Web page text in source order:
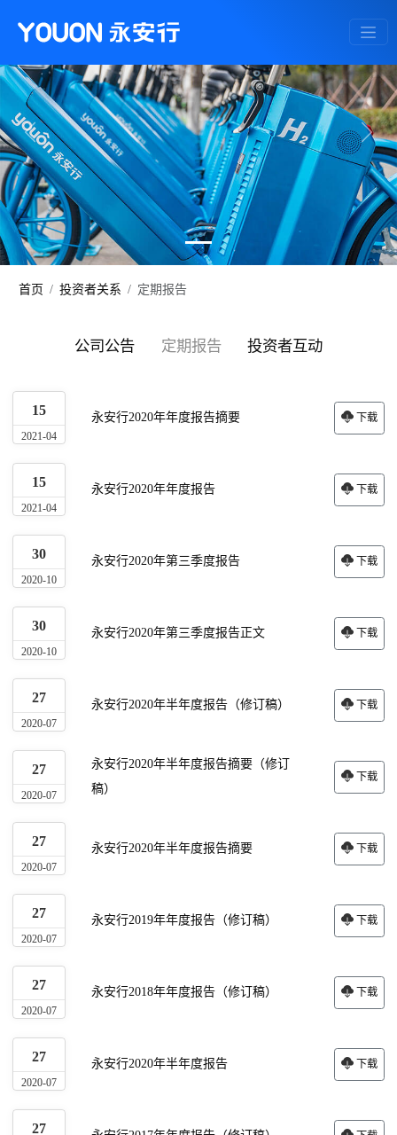
Previous Next
首页 投资者关系 定期报告
公司公告 定期报告 投资者互动
15
2021-04
永安行2020年年度报告摘要 下载
15
2021-04
永安行2020年年度报告 下载
30
2020-10
永安行2020年第三季度报告 下载
30
2020-10
永安行2020年第三季度报告正文 下载
27
2020-07
永安行2020年半年度报告（修订稿） 下载
27
2020-07
永安行2020年半年度报告摘要（修订
稿）
下载
27
2020-07
永安行2020年半年度报告摘要 下载
27
2020-07
永安行2019年年度报告（修订稿） 下载
27
2020-07
永安行2018年年度报告（修订稿） 下载
27
2020-07
永安行2020年半年度报告 下载
27